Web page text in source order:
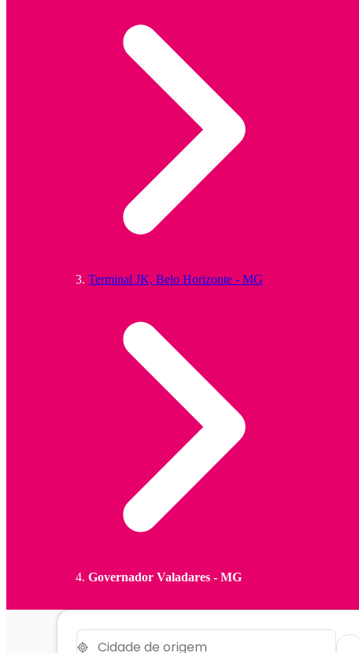
Terminal JK, Belo Horizonte - MG
Governador Valadares - MG